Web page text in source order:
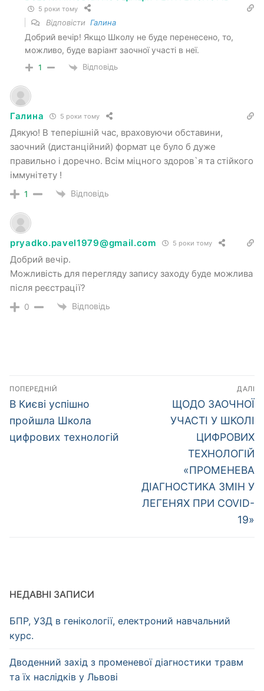
5 роки тому
Відповісти Галина
Добрий вечір! Якщо Школу не буде перенесено, то,
можливо, буде варіант заочної участі в неї.
1 Відповідь
Галина 5 роки тому
Дякую! В теперішній час, враховуючи обставини,
заочний (дистанційний) формат це було б дуже
правильно і доречно. Всім міцного здоров`я та стійкого
іммунітету !
1 Відповідь
pryadko.pavel1979@gmail.com 5 роки тому
Добрий вечір.
Можливість для перегляду запису заходу буде можлива
після реєстрації?
0 Відповідь
Навігація
записів
ПОПЕРЕДНІЙ
Попередній
запис:
В Києві успішно
пройшла Школа
цифрових технологій
ДАЛІ
Наступний
запис:
ЩОДО ЗАОЧНОЇ
УЧАСТІ У ШКОЛІ
ЦИФРОВИХ
ТЕХНОЛОГІЙ
«ПРОМЕНЕВА
ДІАГНОСТИКА ЗМІН У
ЛЕГЕНЯХ ПРИ COVID-
19»
НЕДАВНІ ЗАПИСИ
БПР, УЗД в генікології, електроний навчальний
курс.
Дводенний захід з променевої діагностики травм
та їх наслідків у Львові